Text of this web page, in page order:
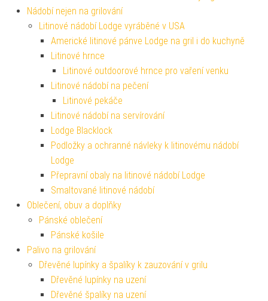
Nádobí nejen na grilování
Litinové nádobí Lodge vyráběné v USA
Americké litinové pánve Lodge na gril i do kuchyně
Litinové hrnce
Litinové outdoorové hrnce pro vaření venku
Litinové nádobí na pečení
Litinové pekáče
Litinové nádobí na servírování
Lodge Blacklock
Podložky a ochranné návleky k litinovému nádobí
Lodge
Přepravní obaly na litinové nádobí Lodge
Smaltované litinové nádobí
Oblečení, obuv a doplňky
Pánské oblečení
Pánské košile
Palivo na grilování
Dřevěné lupínky a špalíky k zauzování v grilu
Dřevěné lupínky na uzení
Dřevěné špalíky na uzení